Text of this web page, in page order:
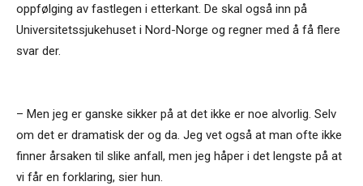
oppfølging av fastlegen i etterkant. De skal også inn på
Universitetssjukehuset i Nord-Norge og regner med å få flere
svar der.
– Men jeg er ganske sikker på at det ikke er noe alvorlig. Selv
om det er dramatisk der og da. Jeg vet også at man ofte ikke
finner årsaken til slike anfall, men jeg håper i det lengste på at
vi får en forklaring, sier hun.